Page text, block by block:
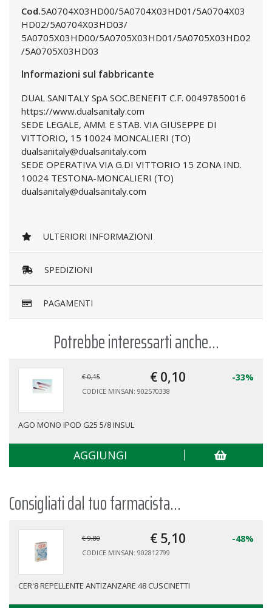
Cod.5A0704X03HD00/5A0704X03HD01/5A0704X03
HD02/5A0704X03HD03/
5A0705X03HD00/5A0705X03HD01/5A0705X03HD02
/5A0705X03HD03
Informazioni sul fabbricante
DUAL SANITALY SpA SOC.BENEFIT C.F. 00497850016
https://www.dualsanitaly.com
SEDE LEGALE, AMM. E STAB. VIA GIUSEPPE DI
VITTORIO, 15 10024 MONCALIERI (TO)
dualsanitaly@dualsanitaly.com
SEDE OPERATIVA VIA G.DI VITTORIO 15 ZONA IND.
10024 TESTONA-MONCALIERI (TO)
dualsanitaly@dualsanitaly.com
ULTERIORI INFORMAZIONI
SPEDIZIONI
PAGAMENTI
Potrebbe interessarti anche...
€ 0,15 € 0,10 -33%
CODICE MINSAN: 902570338
AGO MONO IPOD G25 5/8 INSUL
AGGIUNGI
Consigliati dal tuo farmacista...
€ 9,80 € 5,10 -48%
CODICE MINSAN: 902812799
CER'8 REPELLENTE ANTIZANZARE 48 CUSCINETTI